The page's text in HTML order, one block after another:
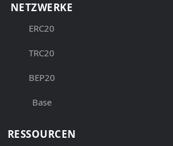
NETZWERKE
ERC20
TRC20
BEP20
Base
RESSOURCEN